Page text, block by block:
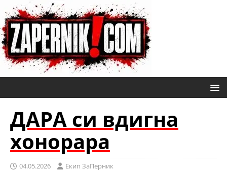
ДАРА си вдигна
хонорара
04.05.2026 Eкип ЗаПерник